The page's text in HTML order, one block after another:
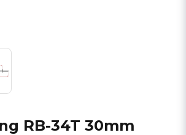
RB-34T 30mm